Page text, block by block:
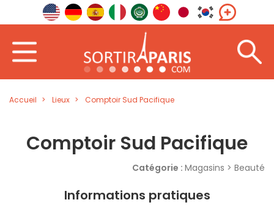
Accueil Lieux Comptoir Sud Pacifique
Comptoir Sud Pacifique
Catégorie : Magasins > Beauté
Informations pratiques